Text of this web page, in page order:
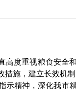
度重视粮食安全
施，建立长效机
精神，深化我市